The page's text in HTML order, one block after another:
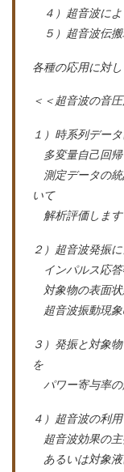
４）超音波によ
５）超音波伝搬
各種の応用に対
＜＜超音波の音
１）時系列データ
多変量自己回帰
測定データの統
いて
解析評価します
２）超音波発振
インパルス応答
対象物の表面状
超音波振動現象
３）発振と対象
を
パワー寄与率の
４）超音波の利
超音波効果の主
あるいは対象液